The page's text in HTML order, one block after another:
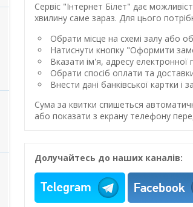
Сервіс "Інтернет Білет" дає
хвилину саме зараз. Для цього
Обрати місце на схемі залу або
Натиснути кнопку "Оформити
Вказати ім'я, адресу
Обрати спосіб оплати та
Внести дані банківської картки і
Сума за квитки спишеться
або показати з екрану телефону
Долучайтесь до наших каналів: